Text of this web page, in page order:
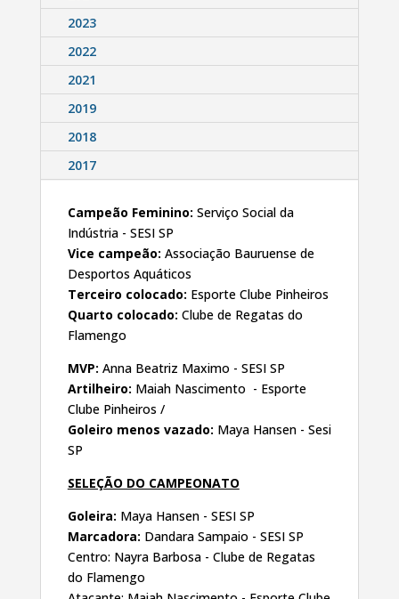
2023
2022
2021
2019
2018
2017
Campeão Feminino: Serviço Social da
Indústria - SESI SP
Vice campeão: Associação Bauruense de
Desportos Aquáticos
Terceiro colocado: Esporte Clube Pinheiros
Quarto colocado: Clube de Regatas do
Flamengo
MVP: Anna Beatriz Maximo - SESI SP
Artilheiro: Maiah Nascimento - Esporte
Clube Pinheiros /
Goleiro menos vazado: Maya Hansen - Sesi
SP
SELEÇÃO DO CAMPEONATO
Goleira: Maya Hansen - SESI SP
Marcadora: Dandara Sampaio - SESI SP
Centro: Nayra Barbosa - Clube de Regatas
do Flamengo